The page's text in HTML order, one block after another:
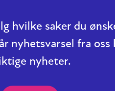
hvilke saker du
nyhetsvarsel fra oss
nyheter.